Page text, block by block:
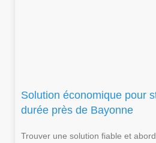
Solution économique pour
durée près de Bayonne
Trouver une solution fiable et